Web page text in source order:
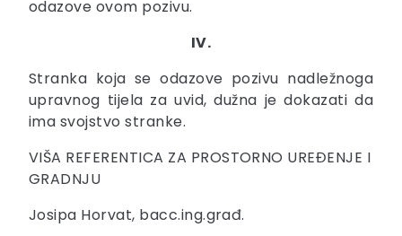
odazove ovom pozivu.
IV.
Stranka koja se odazove pozivu nadležnoga
upravnog tijela za uvid, dužna je dokazati da
ima svojstvo stranke.
VIŠA REFERENTICA ZA PROSTORNO UREĐENJE I
GRADNJU
Josipa Horvat, bacc.ing.građ.